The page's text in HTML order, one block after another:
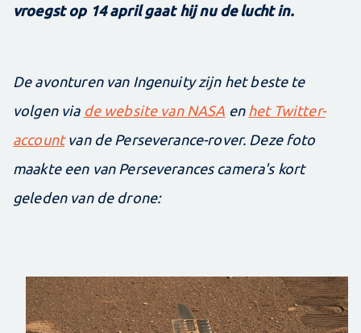
vroegst op 14 april gaat hij nu de lucht in.
De avonturen van Ingenuity zijn het beste te
volgen via de website van NASA enhet Twitter-
accountvan de Perseverance-rover. Deze foto
maakte een van Perseverances camera's kort
geleden van de drone: